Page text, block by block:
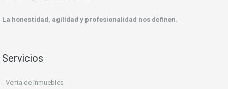
La honestidad, agilidad y profesionalidad nos definen.
Servicios
- Venta de inmuebles